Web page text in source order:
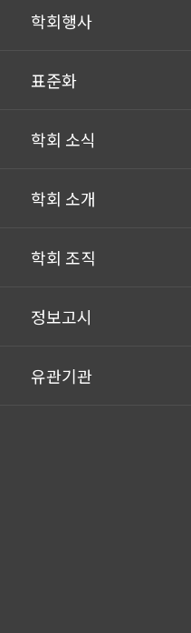
학회행사
표준화
학회 소식
학회 소개
학회 조직
정보고시
유관기관